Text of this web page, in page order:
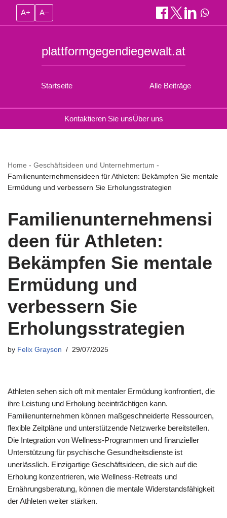
A+ A–
Startseite
plattformgegendiegewalt.at
Alle Beiträge
Kontaktieren Sie unsÜber uns
Home - Geschäftsideen und Unternehmertum -
Familienunternehmensideen für Athleten: Bekämpfen Sie mentale
Ermüdung und verbessern Sie Erholungsstrategien
Familienunternehmensi
deen für Athleten:
Bekämpfen Sie mentale
Ermüdung und
verbessern Sie
Erholungsstrategien
by Felix Grayson 29/07/2025
Athleten sehen sich oft mit mentaler Ermüdung konfrontiert, die
ihre Leistung und Erholung beeinträchtigen kann.
Familienunternehmen können maßgeschneiderte Ressourcen,
flexible Zeitpläne und unterstützende Netzwerke bereitstellen.
Die Integration von Wellness-Programmen und finanzieller
Unterstützung für psychische Gesundheitsdienste ist
unerlässlich. Einzigartige Geschäftsideen, die sich auf die
Erholung konzentrieren, wie Wellness-Retreats und
Ernährungsberatung, können die mentale Widerstandsfähigkeit
der Athleten weiter stärken.